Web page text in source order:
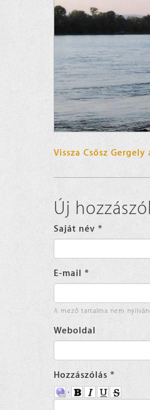
Vissza Csősz
Új
Saját név *
E-mail *
A mező tartalma nem
Weboldal
Hozzászólás *